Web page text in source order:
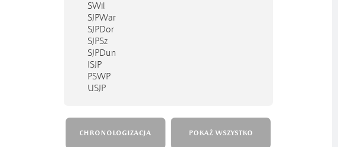
SWil
SJPWar
SJPDor
SJPSz
SJPDun
ISJP
PSWP
USJP
CHRONOLOGIZACJA POKAŻ WSZYSTKO